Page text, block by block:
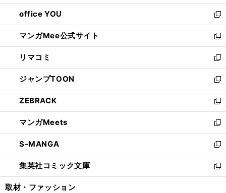
開
く
ウ
で
開
く
ウ
ィ
ン
ド
ウ
で
開
く
し
い
ウ
ィ
ン
ド
ウ
で
開
く
office YOU
新
し
い
ウ
ィ
ン
ド
ウ
で
開
く
マンガMee公式サイト
新
し
い
ウ
ィ
ン
ド
ウ
で
開
く
リマコミ
新
し
い
ウ
ィ
ン
ド
ウ
で
開
く
ジャンプTOON
新
し
い
ウ
ィ
ン
ド
ウ
で
開
ZEBRACK
新
し
い
ウ
ィ
ン
ド
ウ
マンガMeets
新
し
い
ウ
ィ
ン
S-MANGA
新
し
い
ウ
集英社コミック文庫
新
し
取材・ファッション